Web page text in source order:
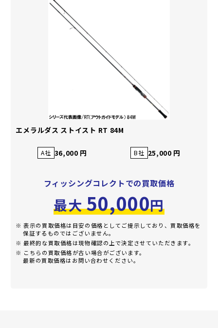
エメラルダス ストイスト RT 84M
A社 36,000 円 B社 25,000 円
フィッシングコレクトでの買取価格
最大50,000円
※ 表示の買取価格は目安の価格としてご提示しており、買取価格を
保証するものではございません。
※ 最終的な買取価格は現物確認の上で決定させていただきます。
※ こちらの買取価格が古い場合がございます。
最新の買取価格はお問い合わせください。